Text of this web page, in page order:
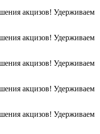
акцизов! Удерживаем
акцизов! Удерживаем
акцизов! Удерживаем
акцизов! Удерживаем
акцизов! Удерживаем